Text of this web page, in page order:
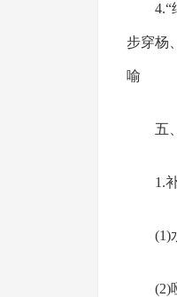
4.“
步
五
1.
(1)
(2)